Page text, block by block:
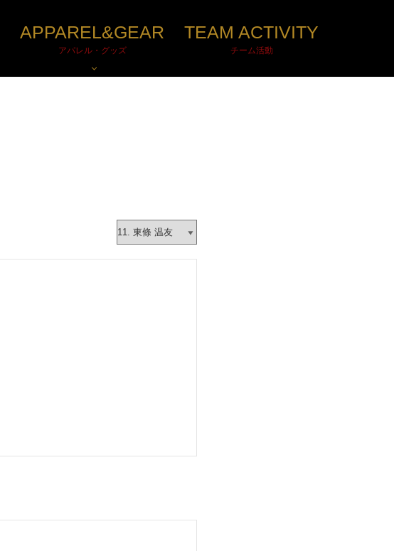
APPAREL&GEAR
アパレル・グッズ
TEAM ACTIVITY
チーム活動